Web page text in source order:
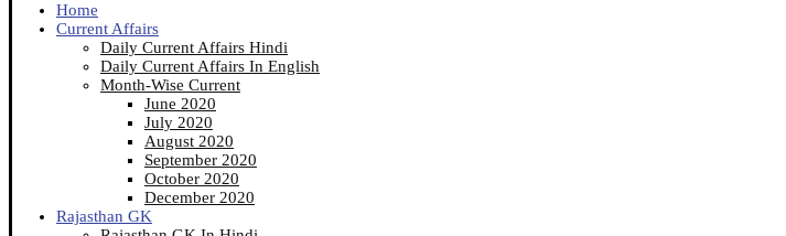
Home
Current Affairs
Daily Current Affairs Hindi
Daily Current Affairs In English
Month-Wise Current
June 2020
July 2020
August 2020
September 2020
October 2020
December 2020
Rajasthan GK